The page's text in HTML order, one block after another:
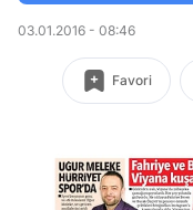
03.01.2016 - 08:46
Favori